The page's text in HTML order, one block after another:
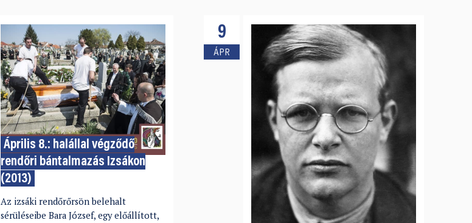
Április 8.: halállal végződő
rendőri bántalmazás Izsákon
(2013)
Az izsáki rendőrőrsön belehalt
sérüléseibe Bara József, egy előállított,
9
ÁPR